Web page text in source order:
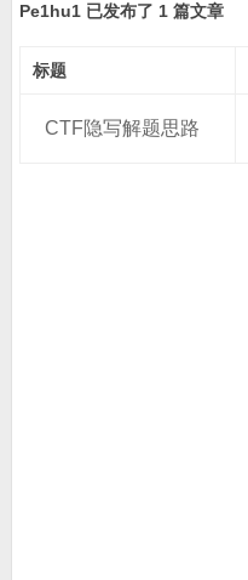
Pe1hu1 已发布了 1 篇文章
标题
CTF隐写解题思路